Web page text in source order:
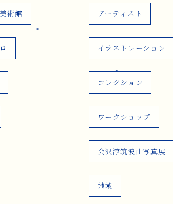
術館 アーティスト
イラストレーション
コレクション
ワークショップ
会沢淳筑波山写真展
地域